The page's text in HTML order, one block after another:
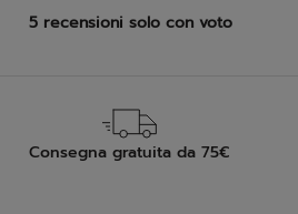
Consegna gratuita da 75€